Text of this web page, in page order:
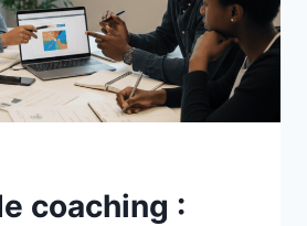
coaching :